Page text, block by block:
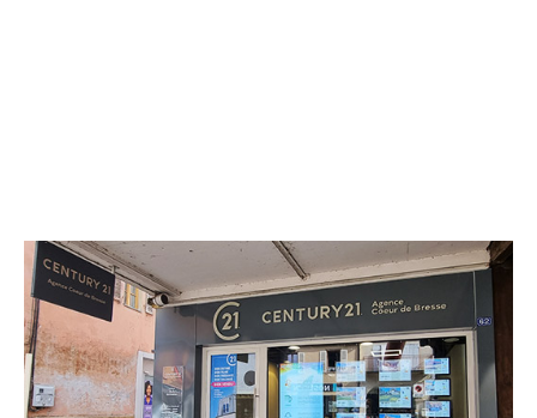
CENTURY 21 Agence Coeur de Bresse
62 grande Rue
LOUHANS CHATEAURENAUD - 71500